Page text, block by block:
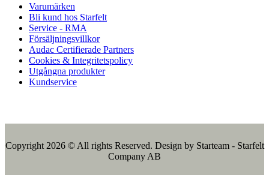
Varumärken
Bli kund hos Starfelt
Service - RMA
Försäljningsvillkor
Audac Certifierade Partners
Cookies & Integritetspolicy
Utgångna produkter
Kundservice
Copyright 2026 © All rights Reserved. Design by Starteam - Starfelt
Company AB